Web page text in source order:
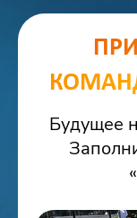
Будущее